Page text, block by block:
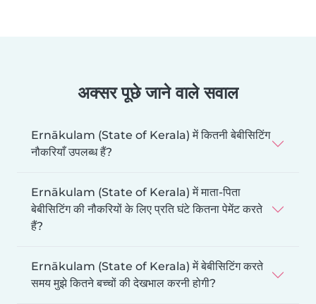
अक्सर पूछे जाने वाले सवाल
Ernākulam (State of Kerala) में कितनी बेबीसिटिंग
नौकरियाँ उपलब्ध हैं?
Ernākulam (State of Kerala) में माता-पिता
बेबीसिटिंग की नौकरियों के लिए प्रति घंटे कितना पेमेंट करते
हैं?
Ernākulam (State of Kerala) में बेबीसिटिंग करते
समय मुझे कितने बच्चों की देखभाल करनी होगी?